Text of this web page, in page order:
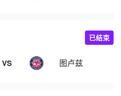
VS 图卢兹
已结束